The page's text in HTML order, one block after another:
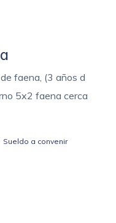
faena, (3 años d
5x2 faena cerca
Sueldo a convenir